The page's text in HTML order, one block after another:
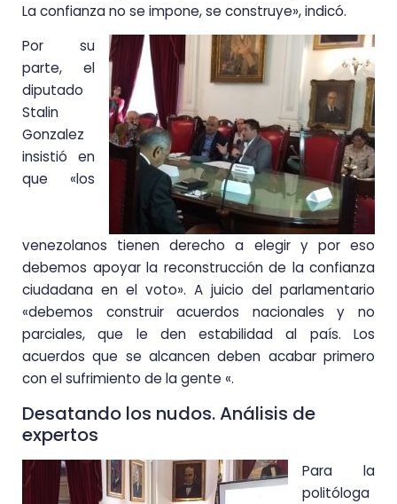
La confianza no se impone, se construye», indicó.
Por su
parte, el
diputado
Stalin
Gonzalez
insistió en
que «los
venezolanos tienen derecho a elegir y por eso
debemos apoyar la reconstrucción de la confianza
ciudadana en el voto». A juicio del parlamentario
«debemos construir acuerdos nacionales y no
parciales, que le den estabilidad al país. Los
acuerdos que se alcancen deben acabar primero
con el sufrimiento de la gente «.
Desatando los nudos. Análisis de
expertos
Para la
politóloga